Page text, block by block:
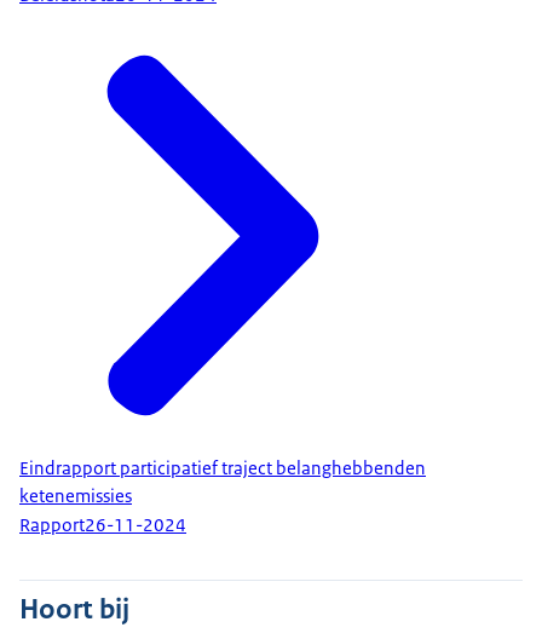
Eindrapport participatief traject belanghebbenden
ketenemissies
Rapport26-11-2024
Hoort bij